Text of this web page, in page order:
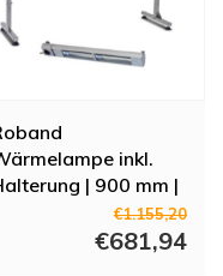
inkl.
| 900 mm |
€1.155,20
€681,94